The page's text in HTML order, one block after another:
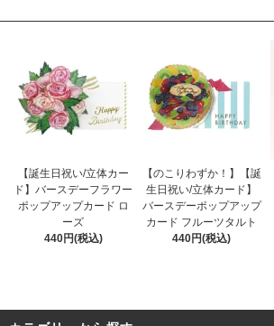
【誕生日祝い/立体カー
ド】バースデーフラワー
ポップアップカード ロ
ーズ
440円(税込)
【のこりわずか！】【誕
生日祝い/立体カード】
バースデーポップアップ
カード フルーツタルト
440円(税込)